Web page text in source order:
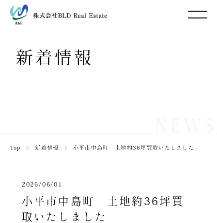
新着情報
Top ＞ 新着情報 ＞ 小平市中島町 土地約36坪買取いたしました
2026/06/01
小平市中島町 土地約36坪買
取いたしました